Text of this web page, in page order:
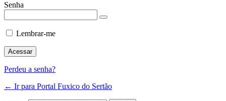
Senha
Lembrar-me
Perdeu a senha?
← Ir para Portal Fuxico do Sertão